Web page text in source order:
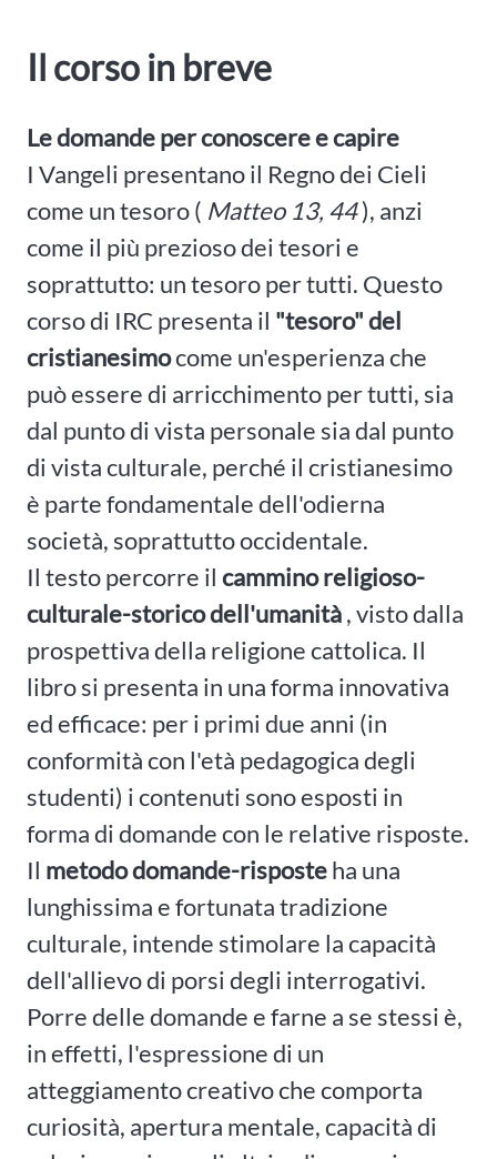
Il corso in breve
Le domande per conoscere e capire
I Vangeli presentano il Regno dei Cieli
come un tesoro ( Matteo 13, 44), anzi
come il più prezioso dei tesori e
soprattutto: un tesoro per tutti. Questo
corso di IRC presenta il "tesoro" del
cristianesimocome un'esperienza che
può essere di arricchimento per tutti, sia
dal punto di vista personale sia dal punto
di vista culturale, perché il cristianesimo
è parte fondamentale dell'odierna
società, soprattutto occidentale.
Il testo percorre il cammino religioso-
culturale-storico dell'umanità, visto dalla
prospettiva della religione cattolica. Il
libro si presenta in una forma innovativa
ed efficace: per i primi due anni (in
conformità con l'età pedagogica degli
studenti) i contenuti sono esposti in
forma di domande con le relative risposte.
Il metodo domande-risposteha una
lunghissima e fortunata tradizione
culturale, intende stimolare la capacità
dell'allievo di porsi degli interrogativi.
Porre delle domande e farne a se stessi è,
in effetti, l'espressione di un
atteggiamento creativo che comporta
curiosità, apertura mentale, capacità di